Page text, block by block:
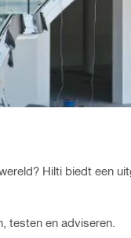
Hilti biedt een
testen en adviseren.